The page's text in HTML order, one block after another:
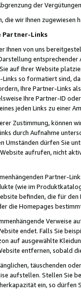
der
die wir Ihnen zugewiesen
Partner-Links
Ihnen von uns
auf Ihrer Website
so formatiert sind,
Ihre Partner-Links
Ihre Partner-ID
jeden Links zu einer
Zustimmung, können
durch Aufnahme
Umständen dürfen Sie
aufrufen, nicht
Partner-
(wie im
befinden, die für
die Homepages
endet. Falls Sie
auf ausgewählte
entfernen, sobald
täuschenden
aufstellen. Stellen Sie
ein, so dürfen